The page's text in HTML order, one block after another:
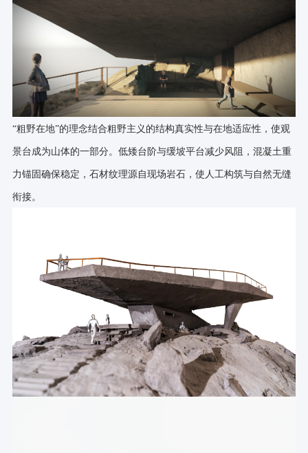
“粗野在地”的理念结合粗野主义的结构真实性与在地适应性，使观
景台成为山体的一部分。低矮台阶与缓坡平台减少风阻，混凝土重
力锚固确保稳定，石材纹理源自现场岩石，使人工构筑与自然无缝
衔接。